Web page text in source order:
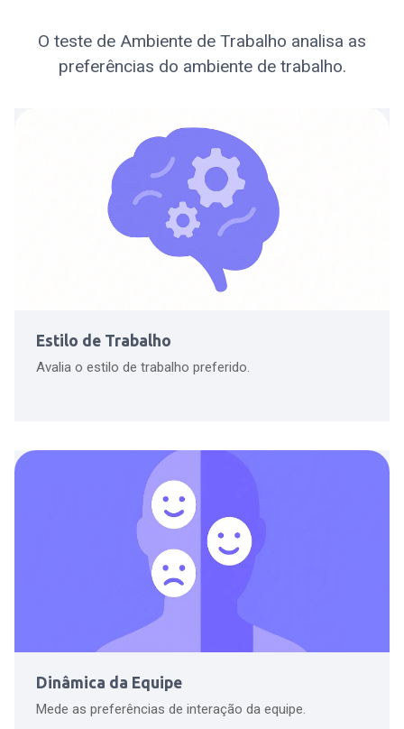
O teste de Ambiente de Trabalho analisa as
preferências do ambiente de trabalho.
Estilo de Trabalho
Avalia o estilo de trabalho preferido.
Dinâmica da Equipe
Mede as preferências de interação da equipe.